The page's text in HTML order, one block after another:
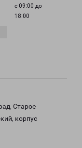
с 09:00 до
18:00
Старое
корпус